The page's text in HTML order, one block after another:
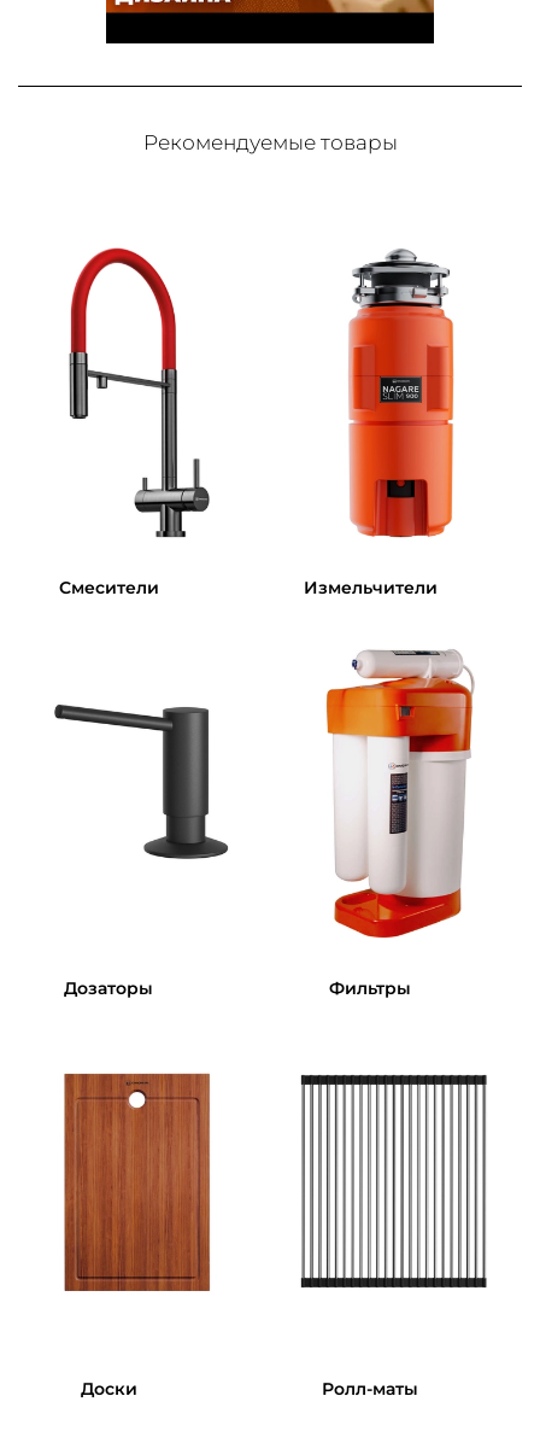
Рекомендуемые товары
Смесители Измельчители
Дозаторы Фильтры
Доски Ролл-маты